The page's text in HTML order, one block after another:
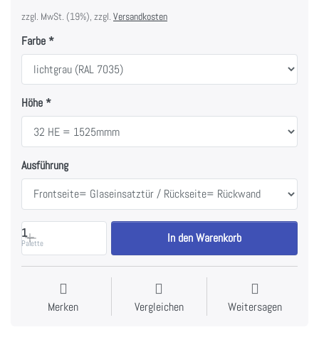
zzgl. MwSt. (19%), zzgl. Versandkosten
Farbe
Höhe
Ausführung
1
Palette In den Warenkorb
Merken Vergleichen Weitersagen